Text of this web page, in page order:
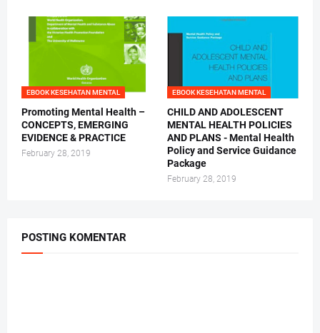
EBOOK KESEHATAN MENTAL
Promoting Mental Health –
CONCEPTS, EMERGING
EVIDENCE & PRACTICE
February 28, 2019
EBOOK KESEHATAN MENTAL
CHILD AND ADOLESCENT
MENTAL HEALTH POLICIES
AND PLANS - Mental Health
Policy and Service Guidance
Package
February 28, 2019
POSTING KOMENTAR